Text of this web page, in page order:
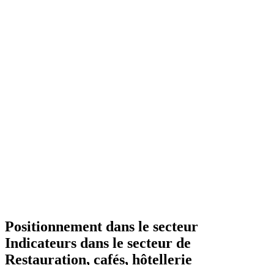
Positionnement dans le secteur
Indicateurs dans le secteur de
Restauration, cafés, hôtellerie